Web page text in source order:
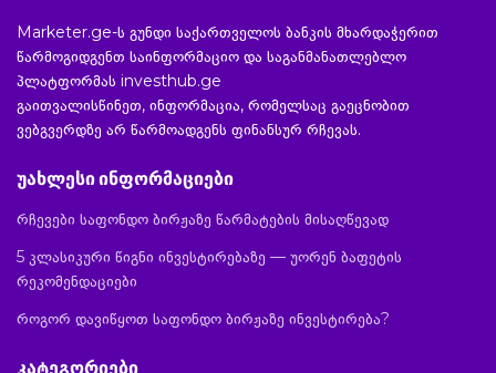
Marketer.ge-ს გუნდი საქართველოს ბანკის მხარდაჭერით
წარმოგიდგენთ საინფორმაციო და საგანმანათლებლო
პლატფორმას investhub.ge
გაითვალისწინეთ, ინფორმაცია, რომელსაც გაეცნობით
ვებგვერდზე არ წარმოადგენს ფინანსურ რჩევას.
უახლესი ინფორმაციები
რჩევები საფონდო ბირჟაზე წარმატების მისაღწევად
5 კლასიკური წიგნი ინვესტირებაზე — უორენ ბაფეტის
რეკომენდაციები
როგორ დავიწყოთ საფონდო ბირჟაზე ინვესტირება?
კატეგორიები